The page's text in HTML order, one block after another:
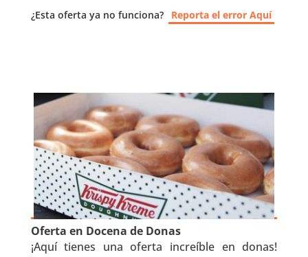
¿Esta oferta ya no funciona? Reporta el error Aquí
Oferta en Docena de Donas
¡Aquí tienes una oferta increíble en donas!